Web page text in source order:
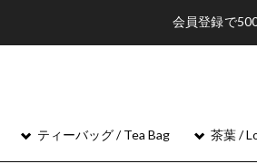
会員登録で
ティーバッグ / Tea Bag 茶葉 /